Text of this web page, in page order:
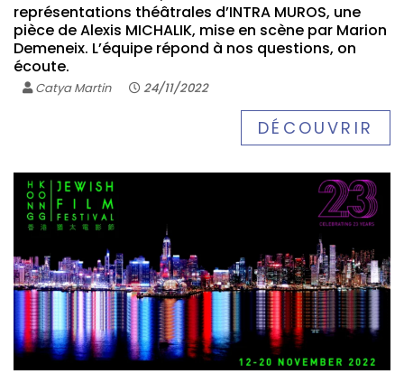
représentations théâtrales d’INTRA MUROS, une
pièce de Alexis MICHALIK, mise en scène par Marion
Demeneix. L’équipe répond à nos questions, on
écoute.
Catya Martin 24/11/2022
DÉCOUVRIR